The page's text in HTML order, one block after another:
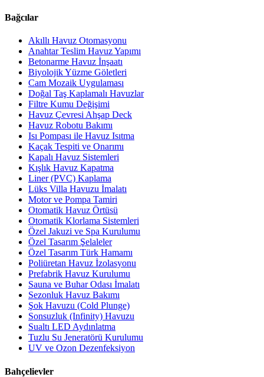
Bağcılar
Akıllı Havuz Otomasyonu
Anahtar Teslim Havuz Yapımı
Betonarme Havuz İnşaatı
Biyolojik Yüzme Göletleri
Cam Mozaik Uygulaması
Doğal Taş Kaplamalı Havuzlar
Filtre Kumu Değişimi
Havuz Çevresi Ahşap Deck
Havuz Robotu Bakımı
Isı Pompası ile Havuz Isıtma
Kaçak Tespiti ve Onarımı
Kapalı Havuz Sistemleri
Kışlık Havuz Kapatma
Liner (PVC) Kaplama
Lüks Villa Havuzu İmalatı
Motor ve Pompa Tamiri
Otomatik Havuz Örtüsü
Otomatik Klorlama Sistemleri
Özel Jakuzi ve Spa Kurulumu
Özel Tasarım Şelaleler
Özel Tasarım Türk Hamamı
Poliüretan Havuz İzolasyonu
Prefabrik Havuz Kurulumu
Sauna ve Buhar Odası İmalatı
Sezonluk Havuz Bakımı
Şok Havuzu (Cold Plunge)
Sonsuzluk (Infinity) Havuzu
Sualtı LED Aydınlatma
Tuzlu Su Jeneratörü Kurulumu
UV ve Ozon Dezenfeksiyon
Bahçelievler